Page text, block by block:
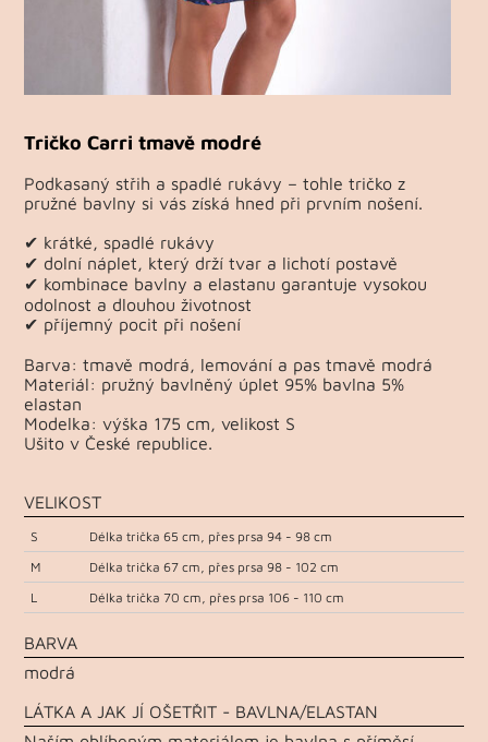
Tričko Carri tmavě modré
Podkasaný střih a spadlé rukávy – tohle tričko z
pružné bavlny si vás získá hned při prvním nošení.
✔ krátké, spadlé rukávy
✔ dolní náplet, který drží tvar a lichotí postavě
✔ kombinace bavlny a elastanu garantuje vysokou
odolnost a dlouhou životnost
✔ příjemný pocit při nošení
Barva: tmavě modrá, lemování a pas tmavě modrá
Materiál: pružný bavlněný úplet 95% bavlna 5%
elastan
Modelka: výška 175 cm, velikost S
Ušito v České republice.
VELIKOST
S
Délka trička 65 cm, přes prsa 94 - 98 cm
M
Délka trička 67 cm, přes prsa 98 - 102 cm
L
Délka trička 70 cm, přes prsa 106 - 110 cm
BARVA
modrá
LÁTKA A JAK JÍ OŠETŘIT - BAVLNA/ELASTAN